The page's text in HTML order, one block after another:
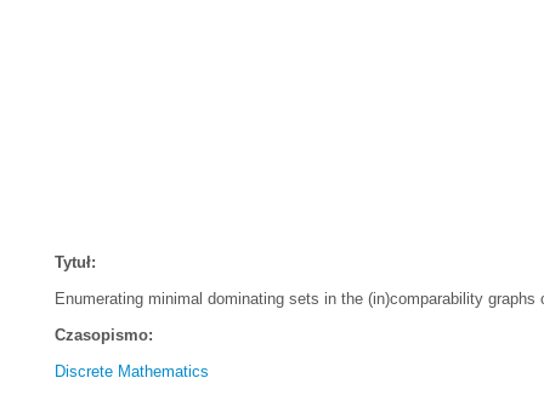
Tytuł:
Enumerating minimal dominating sets in the (in)comparability graphs
Czasopismo:
Discrete Mathematics